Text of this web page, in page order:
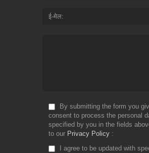
ई-मेल
By submitting the form you
consent to process the personal
specified by you in the fields
to our Privacy Policy
I agree to be updated with